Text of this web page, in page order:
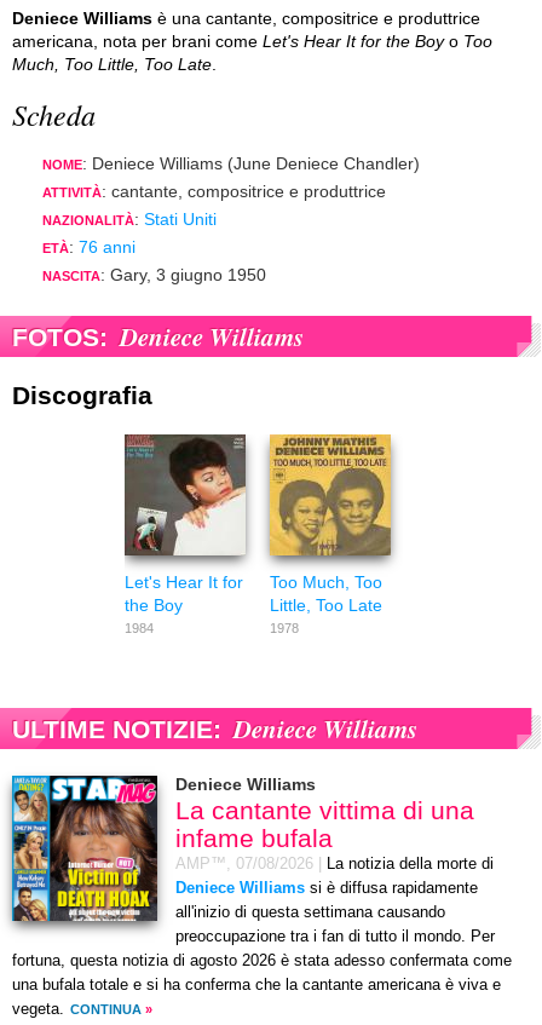
Deniece Williams è una cantante, compositrice e produttrice
americana, nota per brani come Let's Hear It for the Boyo Too
Much, Too Little, Too Late
Scheda
NOME: Deniece Williams (June Deniece Chandler)
ATTIVITÀ: cantante, compositrice e produttrice
NAZIONALITÀ: Stati Uniti
ETÀ: 76 anni
NASCITA: Gary, 3 giugno 1950
FOTOS: Deniece Williams
Discografia
Let's Hear It for
the Boy
1984
Too Much, Too
Little, Too Late
1978
ULTIME NOTIZIE: Deniece Williams
Deniece Williams
La cantante vittima di una
infame bufala
AMP™, 07/08/2026
La notizia della morte di
Deniece Williams si è diffusa rapidamente
all'inizio di questa settimana causando
preoccupazione tra i fan di tutto il mondo. Per
fortuna, questa notizia di agosto 2026 è stata adesso confermata come
una bufala totale e si ha conferma che la cantante americana è viva e
vegeta. CONTINUA »